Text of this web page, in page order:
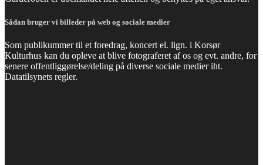
Sådan bruger vi billeder på web og sociale medier
Som publikummer til et foredrag, koncert el. lign. i Korsør
Kulturhus kan du opleve at blive fotograferet af os og evt. andre, for
senere offentliggørelse/deling på diverse sociale medier iht.
Datatilsynets regler.